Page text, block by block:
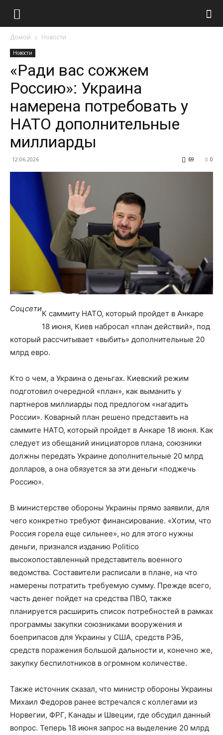
Домой Новости
Новости
«Ради вас сожжем
Россию»: Украина
намерена потребовать у
НАТО дополнительные
миллиарды
12.06.2026 0
69
Соцсети
К саммиту НАТО, который пройдет в Анкаре
18 июня, Киев набросал «план действий», под
который рассчитывает «выбить» дополнительные 20
млрд евро.
Кто о чем, а Украина о деньгах. Киевский режим
подготовил очередной «план», как выманить у
партнеров миллиарды под предлогом «нагадить
России». Коварный план решено представить на
саммите НАТО, который пройдет в Анкаре 18 июня. Как
следует из обещаний инициаторов плана, союзники
должны передать Украине дополнительные 20 млрд
долларов, а она обязуется за эти деньги «поджечь
Россию».
В министерстве обороны Украины прямо заявили, для
чего конкретно требуют финансирование. «Хотим, что
Россия горела еще сильнее», но для этого нужны
деньги, признался изданию Politico
высокопоставленный представитель военного
ведомства. Составители расписали в плане, на что
намерены потратить требуемую сумму. Прежде всего,
часть денег пойдет на средства ПВО, также
планируется расширить список потребностей в рамках
программы закупки союзниками вооружения и
боеприпасов для Украины у США, средств РЭБ,
средств поражения большой дальности и, конечно же,
закупку беспилотников в огромном количестве.
Также источник сказал, что министр обороны Украины
Михаил Федоров ранее встречался с коллегами из
Норвегии, ФРГ, Канады и Швеции, где обсудил данный
вопрос. Теперь 18 июня запрос на выделение 20 млрд